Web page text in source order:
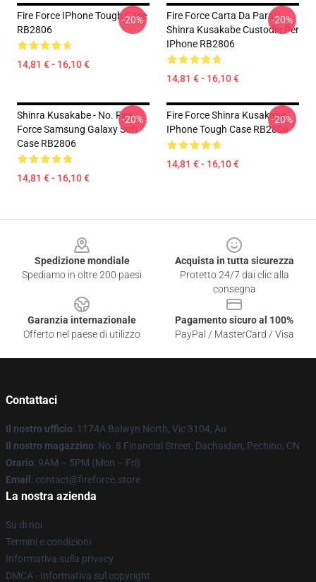
Fire Force IPhone Tough Case
RB2806
14,81 € - 16,10 €
-20%
Fire Force Carta Da Parati
Shinra Kusakabe Custodia Per
IPhone RB2806
14,81 € - 16,10 €
-20%
Shinra Kusakabe - No. Fire
Force Samsung Galaxy Soft
Case RB2806
14,81 € - 16,10 €
-20%
Fire Force Shinra Kusakabe
IPhone Tough Case RB2806
14,81 € - 16,10 €
-20%
Spedizione mondiale
Spediamo in oltre 200 paesi
Acquista in tutta sicurezza
Protetto 24/7 dai clic alla
consegna
Garanzia internazionale
Offerto nel paese di utilizzo
Pagamento sicuro al 100%
PayPal / MasterCard / Visa
Contattaci
Il nostro ufficio: 1174A Balwyn North, Vic 3104, Au
Il nostro magazzino: No. 8 Financial Street, Dachaidan, Pechino, CN
Orario: 9AM – 5PM (Mon – Fri)
Email : contact@fireforce.store
La nostra azienda
Su di noi
Termini e condizioni
Informativa sulla privacy
DMCA - Informativa sul copyright